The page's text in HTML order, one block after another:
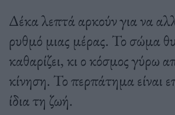
Δέκα λεπτά αρκούν για να
ρυθμό μιας μέρας. Το σώμα
καθαρίζει, κι ο κόσμος γύρω
κίνηση. Το περπάτημα είναι
ίδια τη ζωή.